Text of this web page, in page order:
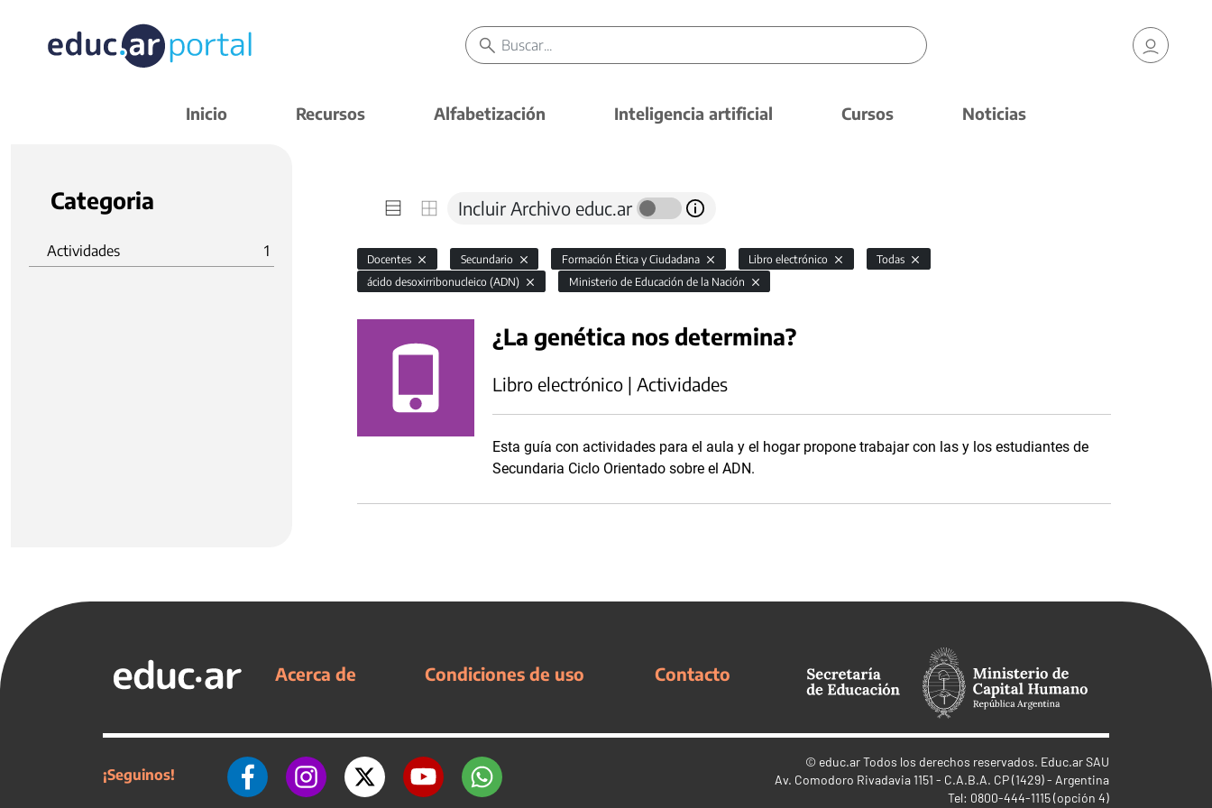
Inicio Recursos Alfabetización Inteligencia artificial Cursos Noticias
Categoria
Actividades 1
Incluir Archivo educ.ar
Docentes Secundario Formación Ética y Ciudadana Libro electrónico
Todas
ácido desoxirribonucleico (ADN)
Ministerio de Educación de la Nación
¿La genética nos determina?
Libro electrónico | Actividades
Esta guía con actividades para el aula y el hogar propone trabajar con las y los estudiantes de
Secundaria Ciclo Orientado sobre el ADN.
Acerca de Condiciones de uso Contacto
¡Seguinos!
© educ.arTodos los derechos reservados. Educ.ar SAU
Av. Comodoro Rivadavia 1151 - C.A.B.A. CP (1429) - Argentina
Tel: 0800-444-1115 (opción 4)